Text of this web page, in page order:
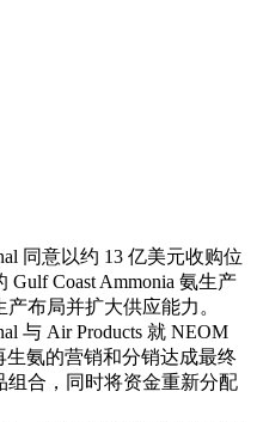
同意以约 13 亿美元收购位
Coast Ammonia 氨生产
布局并扩大供应能力。
与 Air Products 就 NEOM
生氨的营销和分销达成最终
合，同时将资金重新分配